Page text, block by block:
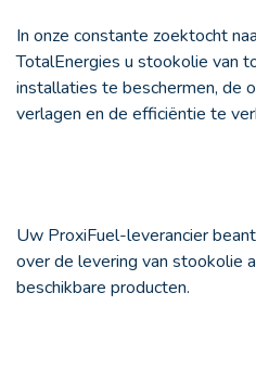
In onze constante zoektocht
TotalEnergies u stookolie van
installaties te beschermen, de
verlagen en de efficiëntie te
Uw ProxiFuel-leverancier
over de levering van stookolie
beschikbare producten.